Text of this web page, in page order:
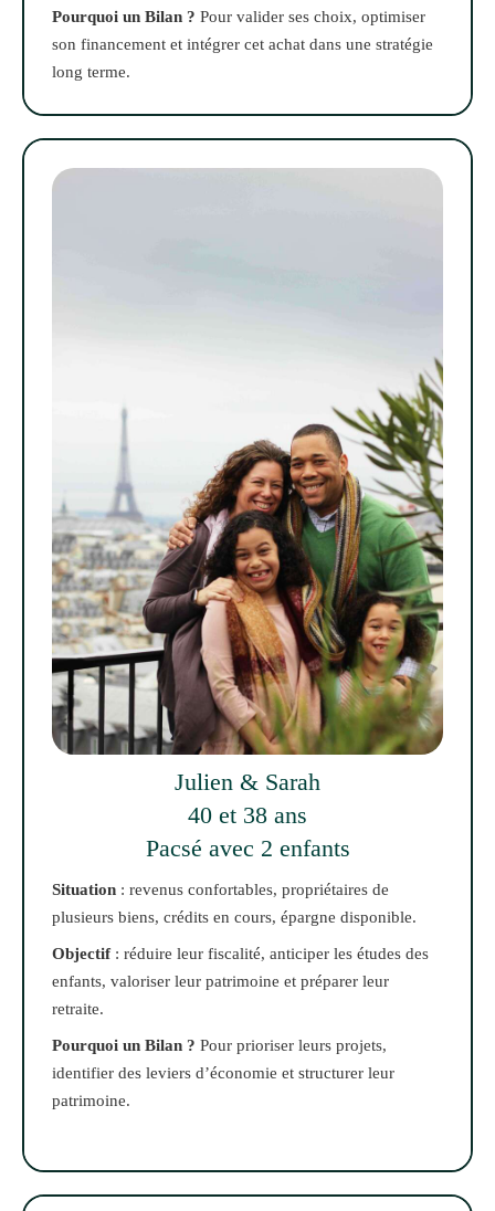
Pourquoi un Bilan ? Pour valider ses choix, optimiser
son financement et intégrer cet achat dans une stratégie
long terme.
Julien & Sarah
40 et 38 ans
Pacsé avec 2 enfants
Situation : revenus confortables, propriétaires de
plusieurs biens, crédits en cours, épargne disponible.
Objectif: réduire leur fiscalité, anticiper les études des
enfants, valoriser leur patrimoine et préparer leur
retraite.
Pourquoi un Bilan ? Pour prioriser leurs projets,
identifier des leviers d’économie et structurer leur
patrimoine.